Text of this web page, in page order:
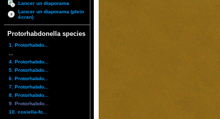
Lancer un diaporama
Lancer un diaporama (plein
écran)
Protorhabdonella species
1. Protorhabdo...
4. Protorhabdo...
5. Protorhabdo...
6. Protorhabdo...
7. Protorhabdo...
8. Protorhabdo...
9. Protorhabdo...
10. coxiella-fo...